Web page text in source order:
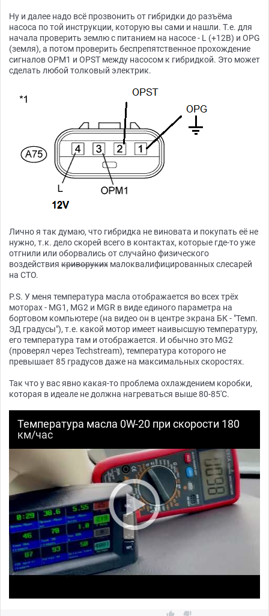
Ну и далее надо всё прозвонить от гибридки до разъёма
насоса по той инструкции, которую вы сами и нашли. Т.е. для
начала проверить землю с питанием на насосе - L (+12В) и OPG
(земля), а потом проверить беспрепятственное прохождение
сигналов OPM1 и OPST между насосом к гибридкой. Это может
сделать любой толковый электрик.
Лично я так думаю, что гибридка не виновата и покупать её не
нужно, т.к. дело скорей всего в контактах, которые где-то уже
отгнили или оборвались от случайно физического
воздействия криворуких малоквалифицированных слесарей
на СТО.
P.S. У меня температура масла отображается во всех трёх
моторах - MG1, MG2 и MGR в виде единого параметра на
бортовом компьютере (на видео он в центре экрана БК - "Темп.
ЭД градусы"), т.е. какой мотор имеет наивысшую температуру,
его температура там и отображается. И обычно это MG2
(проверял через Techstream), температура которого не
превышает 85 градусов даже на максимальных скоростях.
Так что у вас явно какая-то проблема охлаждением коробки,
которая в идеале не должна нагреваться выше 80-85'C.
Температура масла 0W-20 при скорости 180
км/час